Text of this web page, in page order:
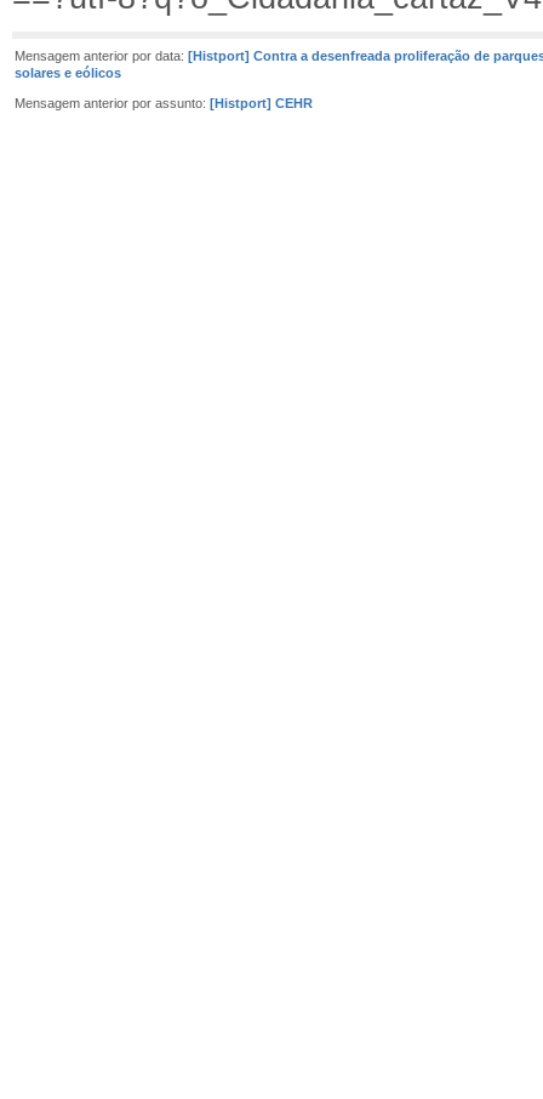
Mensagem anterior por data: [Histport] Contra a desenfreada proliferação de
solares e eólicos
Mensagem anterior por assunto: [Histport] CEHR